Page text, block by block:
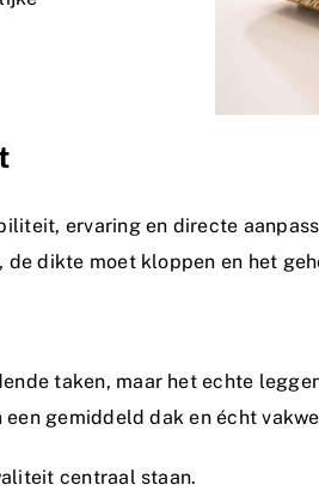
ervaring en directe
dikte moet kloppen en het
taken, maar het echte
gemiddeld dak en écht
centraal staan.